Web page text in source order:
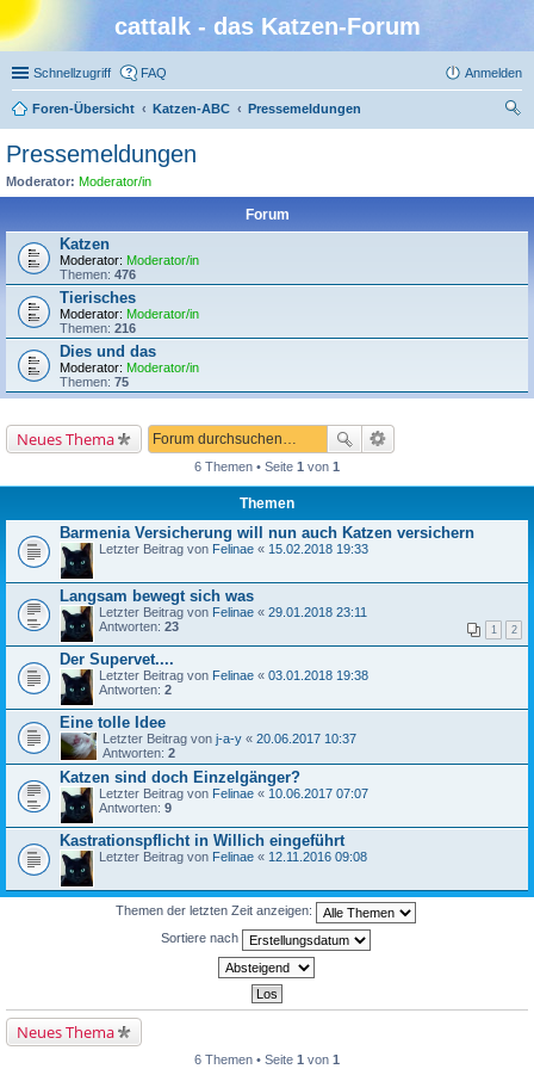
cattalk - das Katzen-Forum
Schnellzugriff FAQ Anmelden
Foren-Übersicht Katzen-ABC
Pressemeldungen
Pressemeldungen
Moderator: Moderator/in
Forum
Katzen
Moderator: Moderator/in
Themen: 476
Tierisches
Moderator: Moderator/in
Themen: 216
Dies und das
Moderator: Moderator/in
Themen: 75
Neues Thema
6 Themen • Seite 1 von 1
Themen
Barmenia Versicherung will nun auch Katzen versichern
Letzter Beitrag von Felinae « 15.02.2018 19:33
Langsam bewegt sich was
Letzter Beitrag von Felinae « 29.01.2018 23:11
Antworten: 23 1 2
Der Supervet....
Letzter Beitrag von Felinae « 03.01.2018 19:38
Antworten: 2
Eine tolle Idee
Letzter Beitrag von j-a-y « 20.06.2017 10:37
Antworten: 2
Katzen sind doch Einzelgänger?
Letzter Beitrag von Felinae « 10.06.2017 07:07
Antworten: 9
Kastrationspflicht in Willich eingeführt
Letzter Beitrag von Felinae « 12.11.2016 09:08
Themen der letzten Zeit anzeigen:
Sortiere nach
Neues Thema
6 Themen • Seite 1 von 1